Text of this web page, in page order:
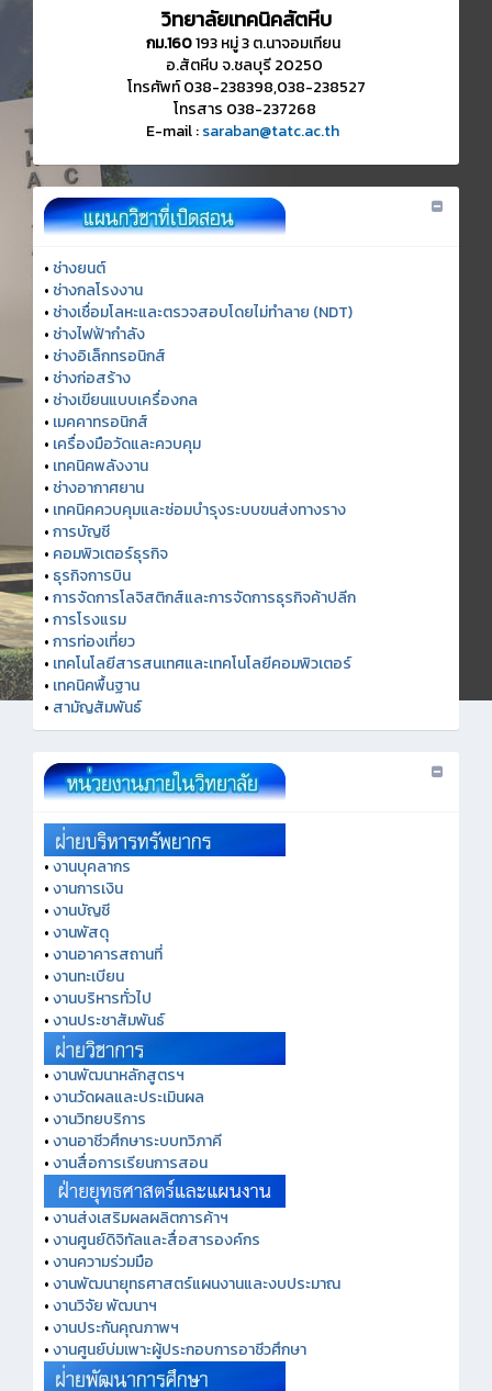
วิทยาลัยเทคนิคสัตหีบ
กม.160193 หมู่ 3 ต.นาจอมเทียน
อ.สัตหีบ จ.ชลบุรี 20250
โทรศัพท์ 038-238398,038-238527
โทรสาร 038-237268
E-mail :saraban@tatc.ac.th
• ช่างยนต์
• ช่างกลโรงงาน
• ช่างเชื่อมโลหะและตรวจสอบโดยไม่ทำลาย (NDT)
• ช่างไฟฟ้ากำลัง
• ช่างอิเล็กทรอนิกส์
• ช่างก่อสร้าง
• ช่างเขียนแบบเครื่องกล
• เมคคาทรอนิกส์
• เครื่องมือวัดและควบคุม
• เทคนิคพลังงาน
• ช่างอากาศยาน
• เทคนิคควบคุมและซ่อมบำรุงระบบขนส่งทางราง
•การบัญชี
• คอมพิวเตอร์ธุรกิจ
• ธุรกิจการบิน
•การจัดการโลจิสติกส์และการจัดการธุรกิจค้าปลีก
•การโรงแรม
•การท่องเที่ยว
• เทคโนโลยีสารสนเทศและเทคโนโลยีคอมพิวเตอร์
• เทคนิคพื้นฐาน
• สามัญสัมพันธ์
•งานบุคลากร
•งานการเงิน
•งานบัญชี
•งานพัสดุ
•งานอาคารสถานที่
•งานทะเบียน
•งานบริหารทั่วไป
•งานประชาสัมพันธ์
•งานพัฒนาหลักสูตรฯ
•งานวัดผลและประเมินผล
•งานวิทยบริการ
•งานอาชีวศึกษาระบบทวิภาคี
•งานสื่อการเรียนการสอน
•งานส่งเสริมผลผลิตการค้าฯ
•งานศูนย์ดิจิทัลและสื่อสารองค์กร
•งานความร่วมมือ
•งานพัฒนายุทธศาสตร์แผนงานและงบประมาณ
•งานวิจัย พัฒนาฯ
•งานประกันคุณภาพฯ
•งานศูนย์บ่มเพาะผู้ประกอบการอาชีวศึกษา